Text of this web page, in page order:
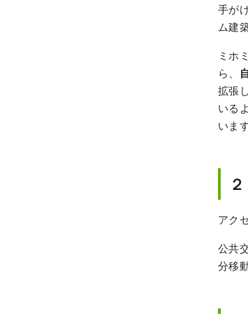
手が
ム建
ミホ
ら、
拡張
いる
います
アク
公共
分移